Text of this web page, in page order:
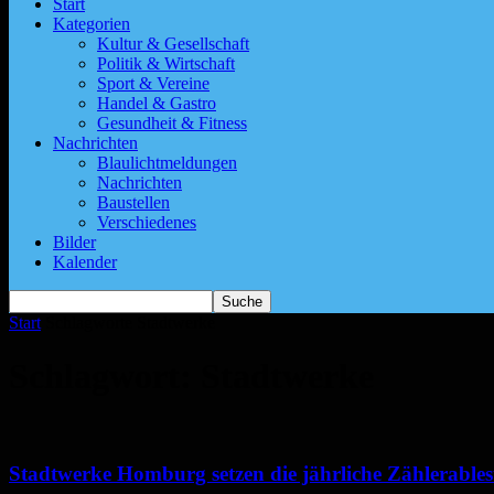
Start
Kategorien
Kultur & Gesellschaft
Politik & Wirtschaft
Sport & Vereine
Handel & Gastro
Gesundheit & Fitness
Nachrichten
Blaulichtmeldungen
Nachrichten
Baustellen
Verschiedenes
Bilder
Kalender
Start
Stadtwerke Homburg setzen die jährliche